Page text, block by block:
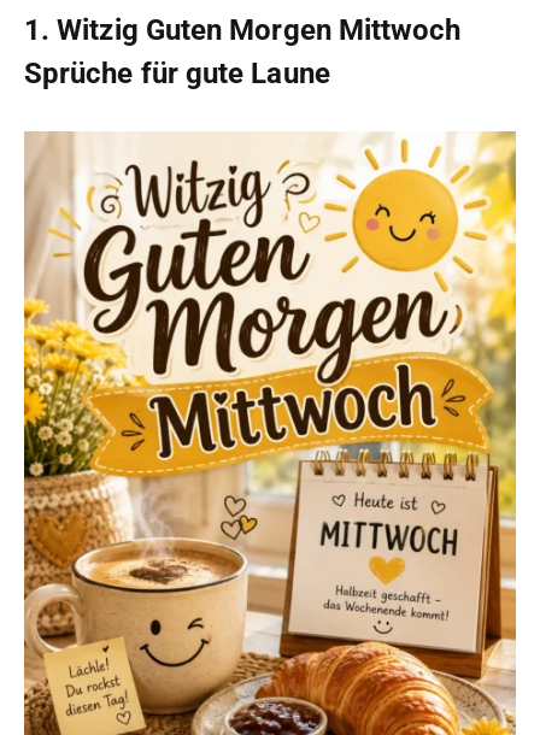
1. Witzig Guten Morgen Mittwoch
Sprüche für gute Laune